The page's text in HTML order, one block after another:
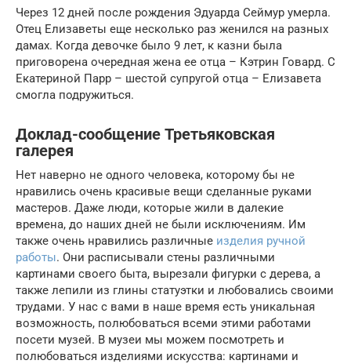
Через 12 дней после рождения Эдуарда Сеймур умерла.
Отец Елизаветы еще несколько раз женился на разных
дамах. Когда девочке было 9 лет, к казни была
приговорена очередная жена ее отца – Кэтрин Говард. С
Екатериной Парр – шестой супругой отца – Елизавета
смогла подружиться.
Доклад-сообщение Третьяковская
галерея
Нет наверно не одного человека, которому бы не
нравились очень красивые вещи сделанные руками
мастеров. Даже люди, которые жили в далекие
времена, до наших дней не были исключениям. Им
также очень нравились различные изделия ручной
работы. Они расписывали стены различными
картинами своего быта, вырезали фигурки с дерева, а
также лепили из глины статуэтки и любовались своими
трудами. У нас с вами в наше время есть уникальная
возможность, полюбоваться всеми этими работами
посети музей. В музеи мы можем посмотреть и
полюбоваться изделиями искусства: картинами и